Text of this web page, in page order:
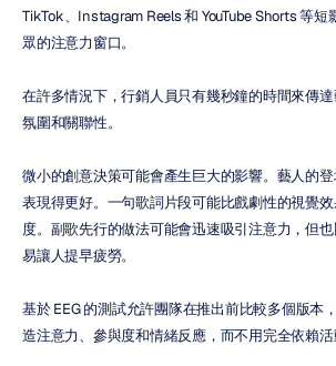
TikTok、Instagram Reels 和 YouTube Shorts 等
眾的注意力窗口。
在許多情況下，行銷人員只有幾秒鐘的時間來傳達
氛圍和關聯性。
微小的創意決策可能會產生巨大的影響。藝人的
表現得更好。一句歌詞片段可能比戲劇性的視覺
度。副歌先行的做法可能會迅速吸引注意力，但
易讓人提早疲勞。
基於 EEG 的測試允許團隊在推出前比較多個版本
造注意力、參與度和情緒反應，而不用完全依賴活